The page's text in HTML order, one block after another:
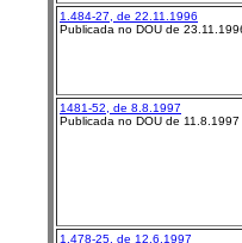
1.484-27, de 22.11.1996
Publicada no DOU de
1481-52, de 8.8.1997
Publicada no DOU de 11.8.1997
1.478-25, de 12.6.1997